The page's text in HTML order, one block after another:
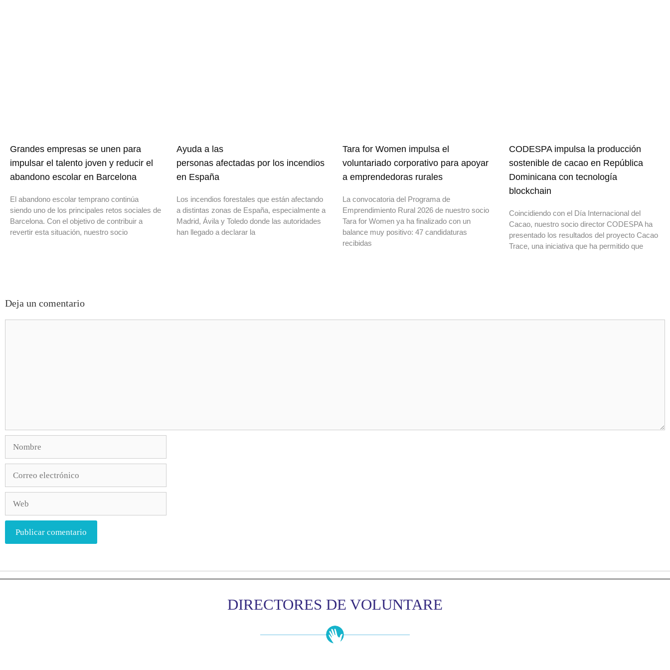
Grandes empresas se unen para
impulsar el talento joven y reducir el
abandono escolar en Barcelona
El abandono escolar temprano continúa
siendo uno de los principales retos sociales de
Barcelona. Con el objetivo de contribuir a
revertir esta situación, nuestro socio
Ayuda a las
personas afectadas por los incendios
en España
Los incendios forestales que están afectando
a distintas zonas de España, especialmente a
Madrid, Ávila y Toledo donde las autoridades
han llegado a declarar la
Tara for Women impulsa el
voluntariado corporativo para apoyar
a emprendedoras rurales
La convocatoria del Programa de
Emprendimiento Rural 2026 de nuestro socio
Tara for Women ya ha finalizado con un
balance muy positivo: 47 candidaturas
recibidas
CODESPA impulsa la producción
sostenible de cacao en República
Dominicana con tecnología
blockchain
Coincidiendo con el Día Internacional del
Cacao, nuestro socio director CODESPA ha
presentado los resultados del proyecto Cacao
Trace, una iniciativa que ha permitido que
Deja un comentario
DIRECTORES DE VOLUNTARE